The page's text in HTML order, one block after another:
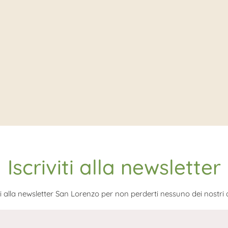
Iscriviti alla newsletter
alla newsletter San Lorenzo per non perderti nessuno dei nostri